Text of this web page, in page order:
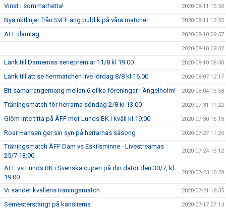
Vinst i sommarhetta! 2020-08-11 15:50
Nya riktlinjer från SvFF ang publik på våra matcher 2020-08-11 12:55
ÄFF damlag 2020-08-10 09:57
2020-08-10 09:32
Länk till Damernas seriepremiär 11/8 kl 19.00 2020-08-10 08:30
Länk till att se herrmatchen live lördag 8/8 kl 16.00 2020-08-07 12:17
Ett samarrangemang mellan 6 olika föreningar i Ängelholm! 2020-08-04 15:58
Träningsmatch för herrarna söndag 2/8 kl 13.00 2020-07-31 11:22
Glöm inte titta på ÄFF mot Lunds BK i kväll kl 19:00 2020-07-30 16:13
Roar Hansen ger sin syn på herrarnas säsong 2020-07-27 11:20
Träningsmatch ÄFF Dam vs Eskilsminne - Livestreamas
25/7 13:00
2020-07-24 15:12
ÄFF vs Lunds BK i Svenska cupen på din dator den 30/7, kl
19:00
2020-07-23 10:28
Vi sänder kvällens träningsmatch 2020-07-21 18:35
Semesterstängt på kanslierna 2020-07-17 07:13